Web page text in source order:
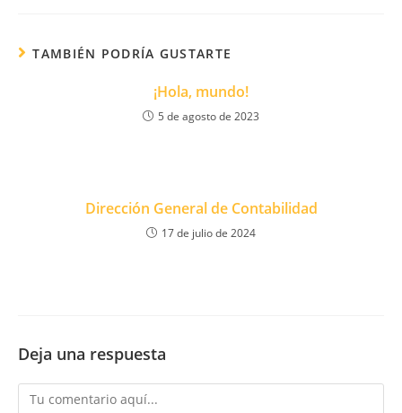
TAMBIÉN PODRÍA GUSTARTE
¡Hola, mundo!
5 de agosto de 2023
Dirección General de Contabilidad
17 de julio de 2024
Deja una respuesta